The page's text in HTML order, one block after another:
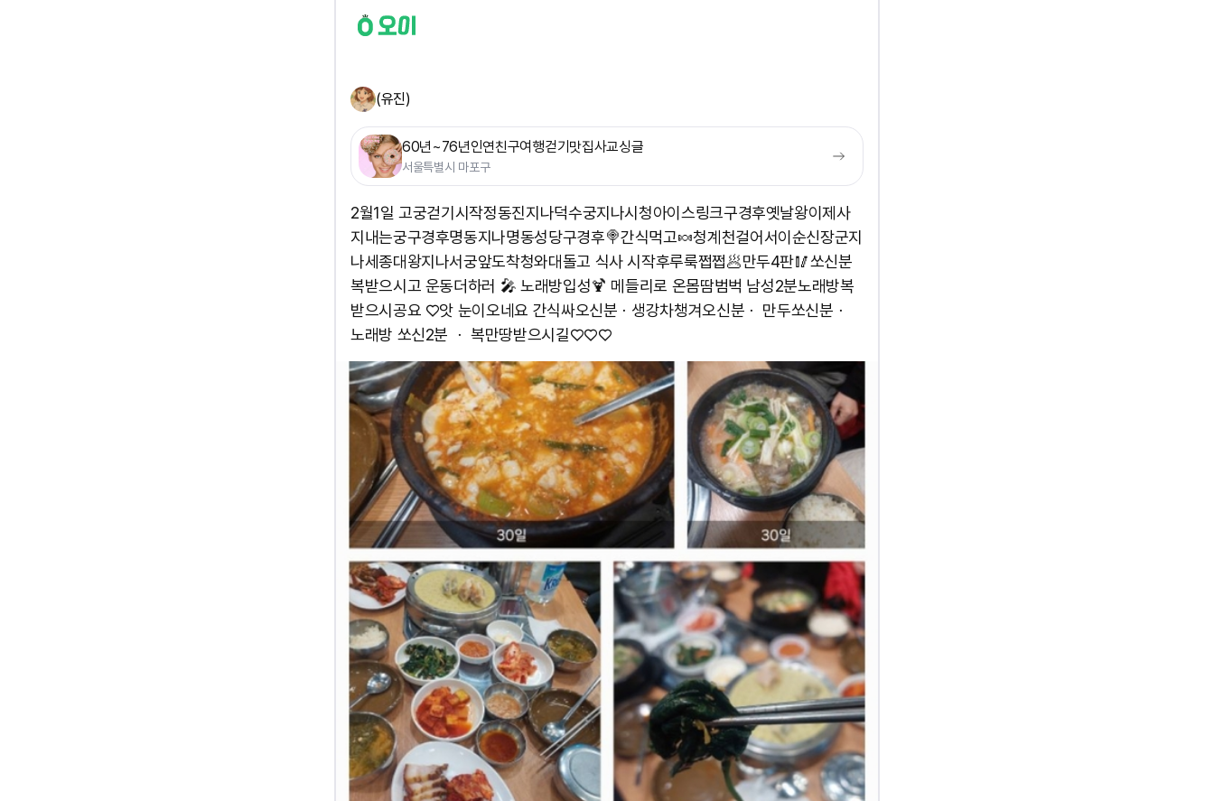
(유진)
60년~76년인연친구여행걷기맛집사교싱글
서울특별시 마포구
2월1일 고궁걷기시작정동진지나덕수궁지나시청아이스링크구경후옛날왕이제사
지내는궁구경후명동지나명동성당구경후🍭간식먹고🍬청계천걸어서이순신장군지
나세종대왕지나서궁앞도착청와대돌고 식사 시작후루룩쩝쩝🥟만두4판🥢쏘신분
복받으시고 운동더하러 🎤 노래방입성🍹 메들리로 온몸땀범벅 남성2분노래방복
받으시공요 ♡앗 눈이오네요 간식싸오신분ㆍ생강차챙겨오신분ㆍ 만두쏘신분ㆍ
노래방 쏘신2분 ㆍ 복만땅받으시길♡♡♡